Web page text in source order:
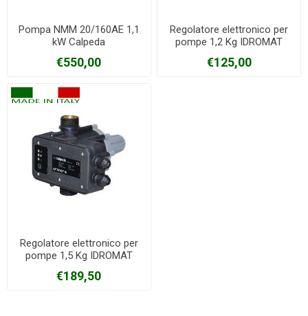
Pompa NMM 20/160AE 1,1
kW Calpeda
€550,00
Regolatore elettronico per
pompe 1,2 Kg IDROMAT
€125,00
Regolatore elettronico per
pompe 1,5 Kg IDROMAT
€189,50